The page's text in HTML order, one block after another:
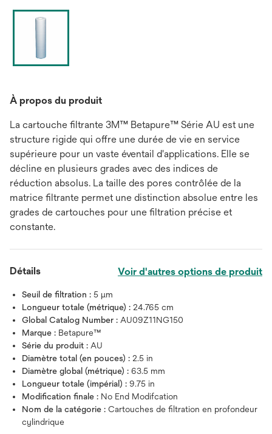
À propos du produit
La cartouche filtrante 3M™ Betapure™ Série AU est une
structure rigide qui offre une durée de vie en service
supérieure pour un vaste éventail d'applications. Elle se
décline en plusieurs grades avec des indices de
réduction absolus. La taille des pores contrôlée de la
matrice filtrante permet une distinction absolue entre les
grades de cartouches pour une filtration précise et
constante.
Détails Voir d'autres options de produit
Seuil de filtration : 5 μm
Longueur totale (métrique) : 24.765 cm
Global Catalog Number : AU09Z11NG150
Marque : Betapure™
Série du produit : AU
Diamètre total (en pouces) : 2.5 in
Diamètre global (métrique) : 63.5 mm
Longueur totale (impérial) : 9.75 in
Modification finale : No End Modifcation
Nom de la catégorie : Cartouches de filtration en profondeur
cylindrique